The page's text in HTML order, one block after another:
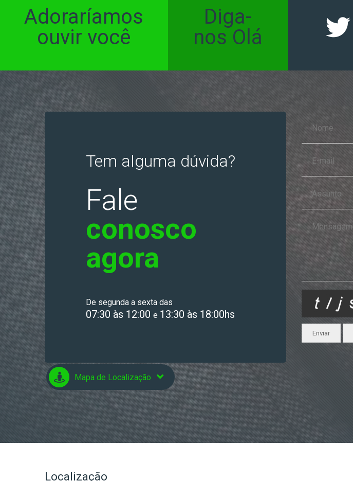
Adoraríamos
ouvir você
Diga-
nos Olá
Tem alguma dúvida?
Fale
conosco
agora
De segunda a sexta das
07:30 às 12:00 e 13:30 às 18:00hs
Enviar
Mapa de Localização
Localização